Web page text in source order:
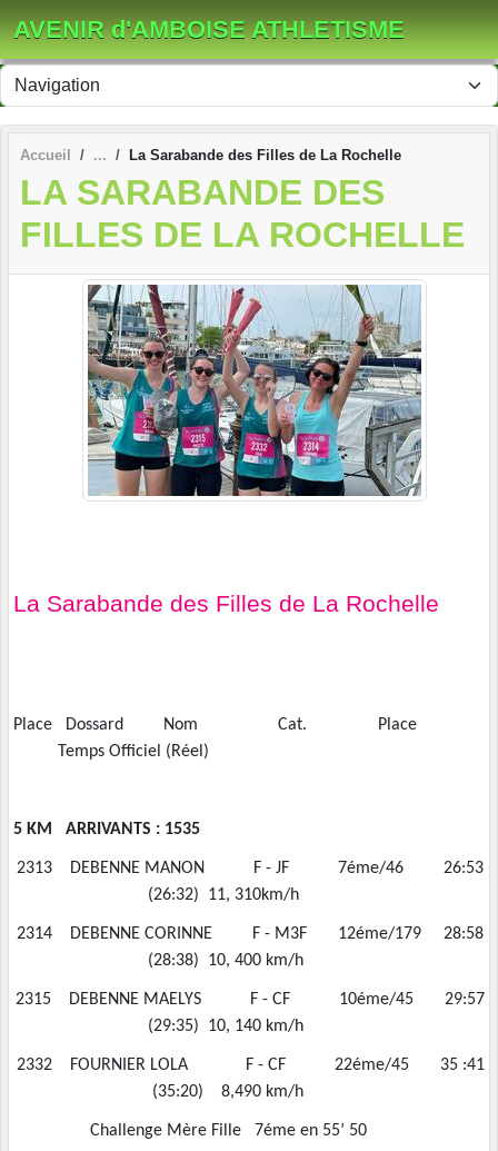
AVENIR d'AMBOISE ATHLETISME
Accueil La Sarabande des Filles de La Rochelle
LA SARABANDE DES
FILLES DE LA ROCHELLE
La Sarabande des Filles de La Rochelle
Place Dossard Nom Cat. Place
Temps Officiel (Réel)
5 KM ARRIVANTS : 1535
2313 DEBENNE MANON F - JF 7éme/46 26:53
(26:32) 11, 310km/h
2314 DEBENNE CORINNE F - M3F 12éme/179 28:58
(28:38) 10, 400 km/h
2315 DEBENNE MAELYS F - CF 10éme/45 29:57
(29:35) 10, 140 km/h
2332 FOURNIER LOLA F - CF 22éme/45 35 :41
(35:20) 8,490 km/h
Challenge Mère Fille 7éme en 55’ 50